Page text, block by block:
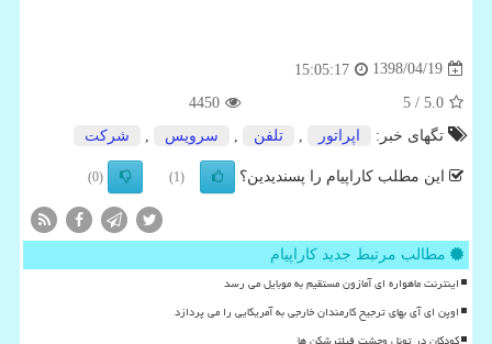
1398/04/19
15:05:17
5.0
/ 5
4450
تگهای خبر:
اپراتور تلفن سرویس شركت
این مطلب کاراپیام را پسندیدین؟ (1)
(0)
مطالب مرتبط جدید کاراپیام
اینترنت ماهواره ای آمازون مستقیم به موبایل می رسد
اوپن ای آی بهای ترجیح کارمندان خارجی به آمریکایی را می پردازد